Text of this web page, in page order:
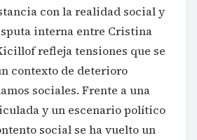
con la realidad social y
interna entre Cristina
refleja tensiones que se
contexto de deterioro
sociales. Frente a una
y un escenario político
social se ha vuelto un